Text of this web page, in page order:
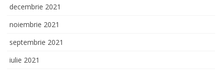
decembrie 2021
noiembrie 2021
septembrie 2021
iulie 2021